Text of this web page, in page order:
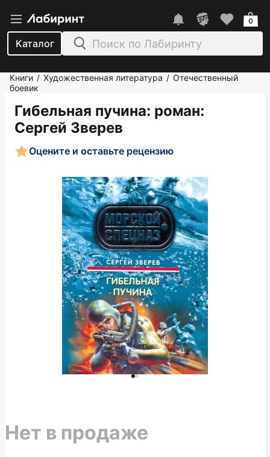
Каталог
0
Книги / Художественная литература / Отечественный
боевик
Гибельная пучина: роман:
Сергей Зверев
Оцените и оставьте рецензию
Нет в продаже